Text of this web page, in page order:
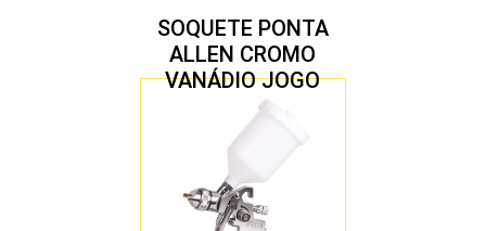
SOQUETE PONTA
ALLEN CROMO
VANÁDIO JOGO
COM 10 PEÇAS